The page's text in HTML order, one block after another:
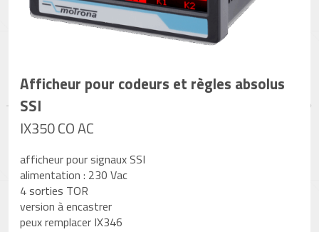
Afficheur pour codeurs et règles absolus
SSI
IX350 CO AC
afficheur pour signaux SSI
alimentation : 230 Vac
4 sorties TOR
version à encastrer
peux remplacer IX346